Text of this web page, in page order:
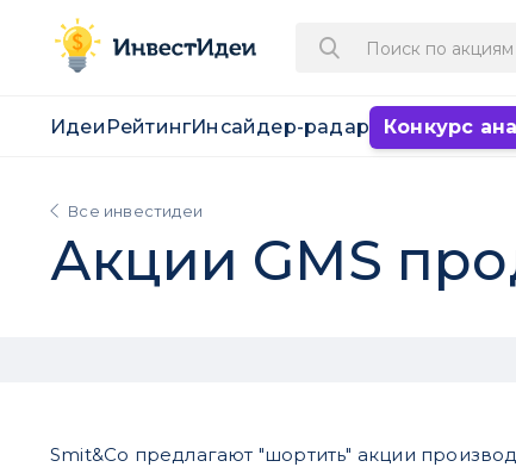
Идеи РейтингИнсайдер-радар Конкурс
Все инвестидеи
Акции GMS
Smit&Co предлагают "шортить" акции